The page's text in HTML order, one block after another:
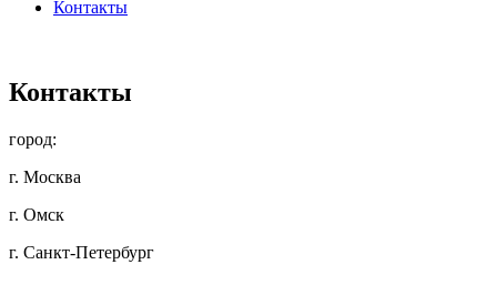
Контакты
Контакты
город:
г. Москва
г. Омск
г. Санкт-Петербург